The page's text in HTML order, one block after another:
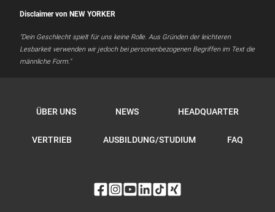
Disclaimer von NEW YORKER
"Dein Geschlecht spielt für uns keine Rolle. Aus Gründen der leichteren
Lesbarkeit verwenden wir jedoch bei personenbezogenen Begriffen im Text die
männliche Form."
ÜBER UNS NEWS HEADQUARTER
VERTRIEB AUSBILDUNG/STUDIUM FAQ